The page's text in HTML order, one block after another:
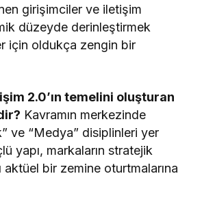
girişimciler ve iletişim
düzeyde derinleştirmek
için oldukça zengin bir
2.0’ın temelini oluşturan
Kavramın merkezinde
ve “Medya” disiplinleri yer
yapı, markaların stratejik
aktüel bir zemine oturtmalarına